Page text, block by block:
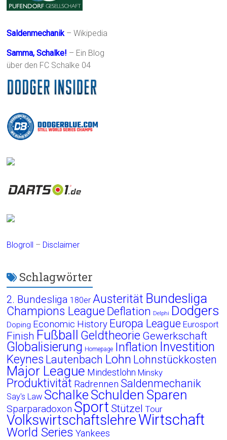
Saldenmechanik– Wikipedia
Samma, Schalke! – Ein Blog
über den FC Schalke 04
Blogroll – Disclaimer
Schlagwörter
2. Bundesliga 180er Austerität Bundesliga
Champions League Deflation Delphi Dodgers
Doping Economic History Europa League Eurosport
Finish Fußball Geldtheorie Gewerkschaft
Globalisierung Homepage Inflation Investition
Keynes Lautenbach Lohn Lohnstückkosten
Major League Mindestlohn Minsky
Produktivität Radrennen Saldenmechanik
Say's Law Schalke Schulden Sparen
Sparparadoxon Sport Stützel Tour
VolkswirtschaftslehreWirtschaft
World Series Yankees